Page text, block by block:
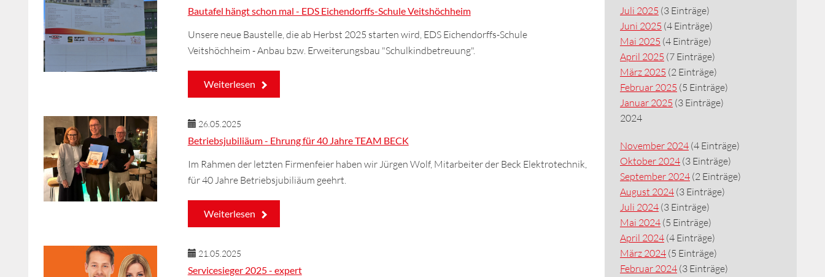
Bautafel hängt schon mal - EDS Eichendorffs-Schule Veitshöchheim
Unsere neue Baustelle, die ab Herbst 2025 starten wird, EDS Eichendorffs-Schule
Veitshöchheim - Anbau bzw. Erweiterungsbau "Schulkindbetreuung".
Weiterlesen
26.05.2025
Betriebsjubiliäum - Ehrung für 40 Jahre TEAM BECK
Im Rahmen der letzten Firmenfeier haben wir Jürgen Wolf, Mitarbeiter der Beck Elektrotechnik,
für 40 Jahre Betriebsjubiliäum geehrt.
Weiterlesen
21.05.2025
Servicesieger 2025 - expert
Juli 2025 (3 Einträge)
Juni 2025 (4 Einträge)
Mai 2025 (4 Einträge)
April 2025 (7 Einträge)
März 2025 (2 Einträge)
Februar 2025 (5 Einträge)
Januar 2025 (3 Einträge)
2024
November 2024 (4 Einträge)
Oktober 2024 (3 Einträge)
September 2024 (2 Einträge)
August 2024 (3 Einträge)
Juli 2024 (3 Einträge)
Mai 2024 (5 Einträge)
April 2024 (4 Einträge)
März 2024 (5 Einträge)
Februar 2024 (3 Einträge)